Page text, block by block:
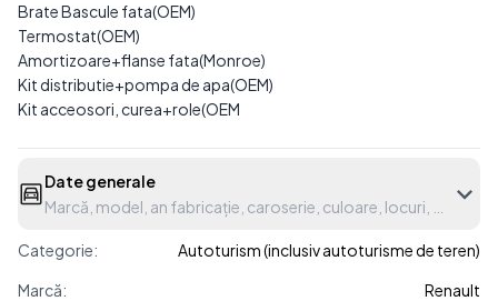
Brate Bascule fata(OEM)
Termostat(OEM)
Amortizoare+flanse fata(Monroe)
Kit distributie+pompa de apa(OEM)
Kit acceosori, curea+role(OEM
Date generale
Marcă, model, an fabricație, caroserie, culoare, locuri, etc.
Categorie:
Autoturism (inclusiv autoturisme de teren)
Marcă:
Renault